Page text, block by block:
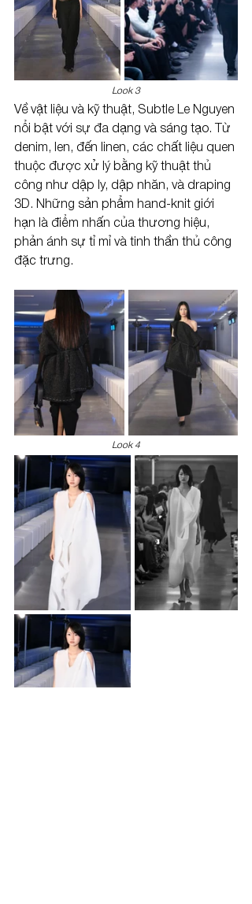
Look 3
Về vật liệu và kỹ thuật, Subtle Le Nguyen
nổi bật với sự đa dạng và sáng tạo. Từ
denim, len, đến linen, các chất liệu quen
thuộc được xử lý bằng kỹ thuật thủ
công như dập ly, dập nhăn, và draping
3D. Những sản phẩm hand-knit giới
hạn là điểm nhấn của thương hiệu,
phản ánh sự tỉ mỉ và tinh thần thủ công
đặc trưng.
Look 4